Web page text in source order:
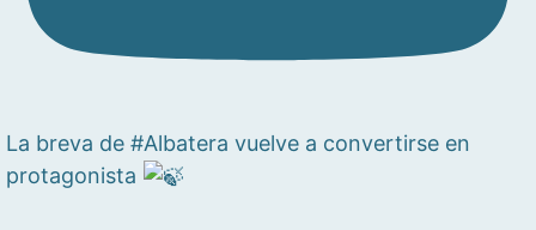
La breva de #Albatera vuelve a convertirse en
protagonista